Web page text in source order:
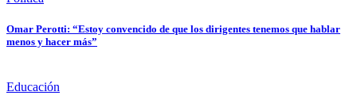
Omar Perotti: “Estoy convencido de que los dirigentes tenemos que hablar
menos y hacer más”
Educación